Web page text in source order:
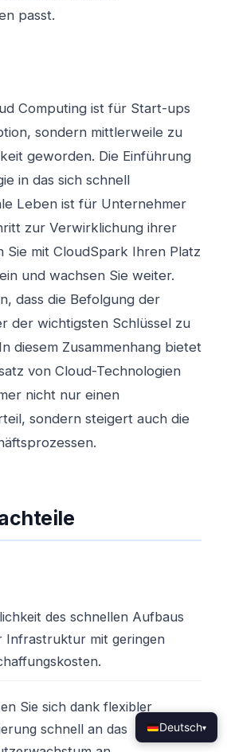
passt.
Computing ist für Start-ups
sondern mittlerweile zu
geworden. Die Einführung
in das sich schnell
Leben ist für Unternehmer
zur Verwirklichung ihrer
Sie mit CloudSpark Ihren Platz
und wachsen Sie weiter.
dass die Befolgung der
der wichtigsten Schlüssel zu
diesem Zusammenhang bietet
von Cloud-Technologien
nicht nur einen
sondern steigert auch die
des schnellen Aufbaus
Infrastruktur mit geringen
Sie sich dank flexibler
schnell an das
Deutsch▾